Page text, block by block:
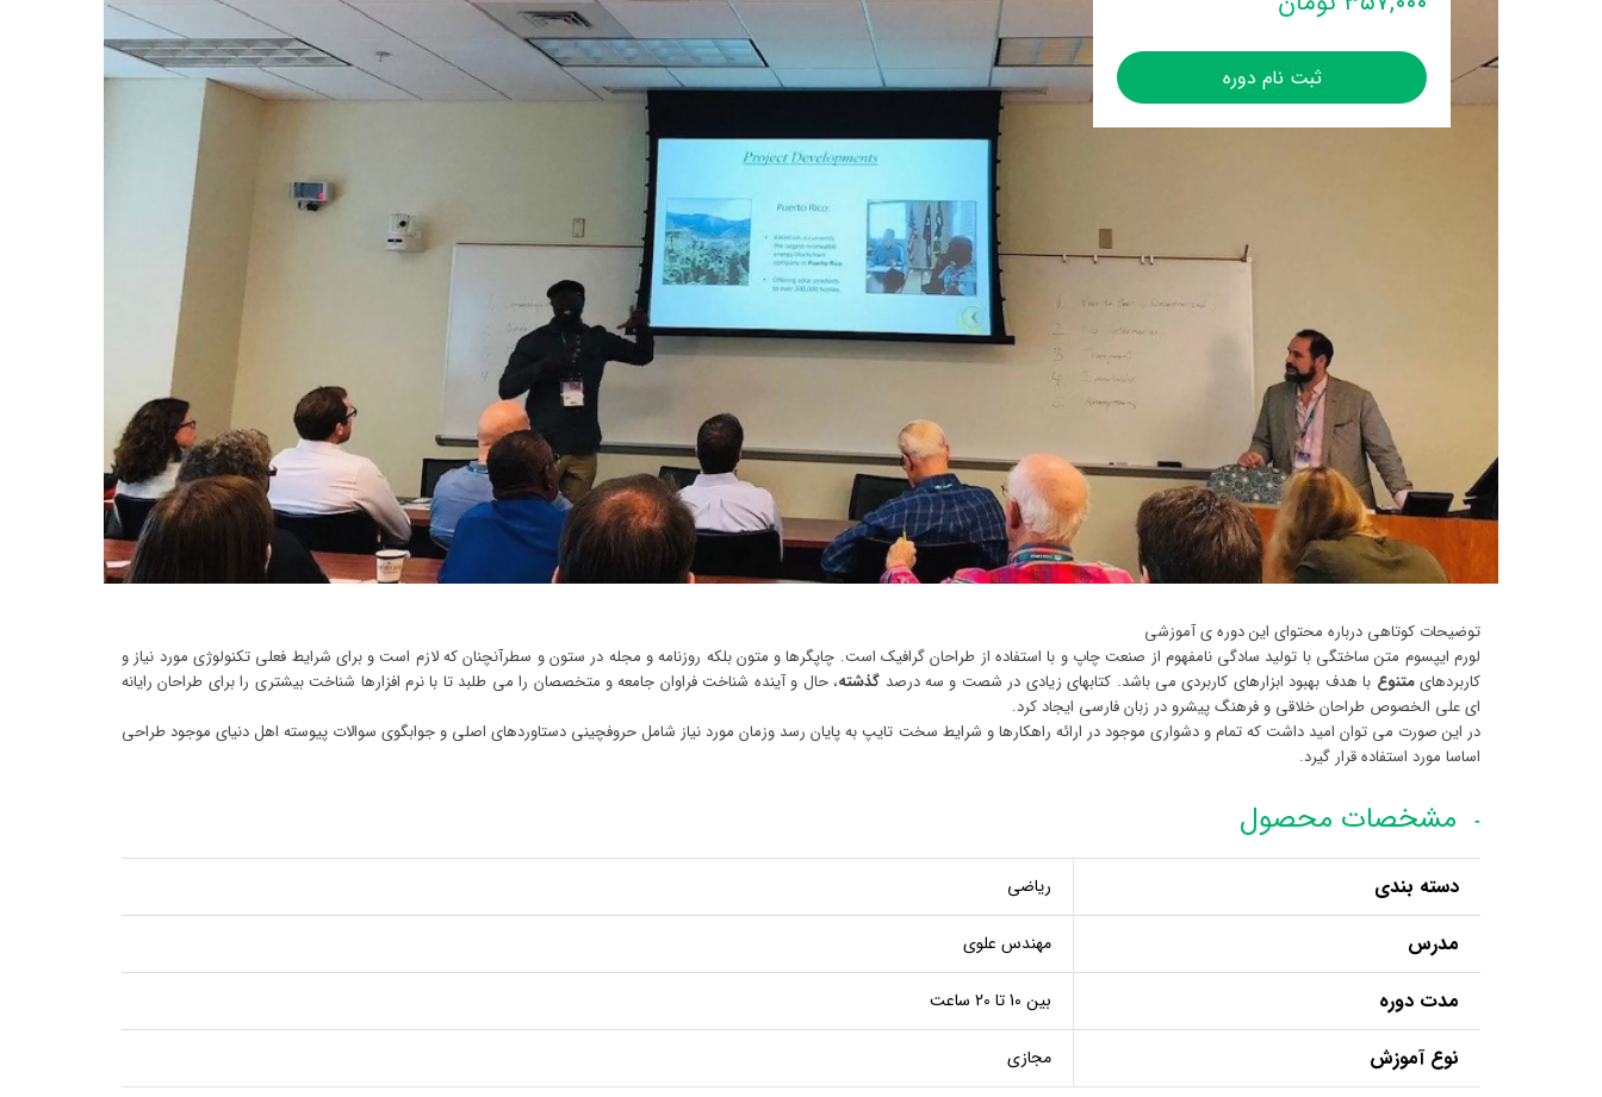
ثبت نام دوره
توضیحات کوتاهی درباره محتوای این دوره ی آموزشی
لورم ایپسوم متن ساختگی با تولید سادگی نامفهوم از صنعت چاپ و با استفاده از طراحان گرافیک است. چاپگرها و متون بلکه روزنامه و مجله در ستون و سطرآنچنان که لازم است و برای شرایط فعلی تکنولوژی مورد نیاز و
کاربردهایمتنوع با هدف بهبود ابزارهای کاربردی می باشد. کتابهای زیادی در شصت و سه درصد گذشته، حال و آینده شناخت فراوان جامعه و متخصصان را می طلبد تا با نرم افزارها شناخت بیشتری را برای طراحان رایانه
ای علی الخصوص طراحان خلاقی و فرهنگ پیشرو در زبان فارسی ایجاد کرد.
در این صورت می توان امید داشت که تمام و دشواری موجود در ارائه راهکارها و شرایط سخت تایپ به پایان رسد وزمان مورد نیاز شامل حروفچینی دستاوردهای اصلی و جوابگوی سوالات پیوسته اهل دنیای موجود طراحی
اساسا مورد استفاده قرار گیرد.
مشخصات محصول
دسته بندی ریاضی
مدرس مهندس علوی
مدت دوره بین 10 تا 20 ساعت
نوع آموزش مجازی